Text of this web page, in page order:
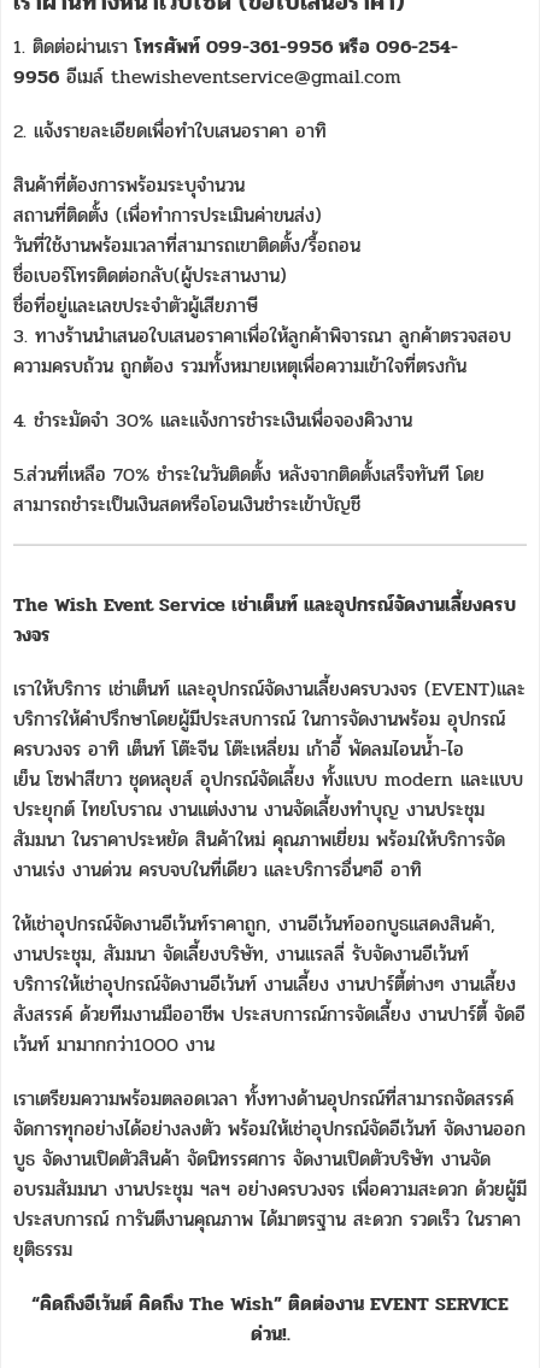
1. ติดต่อผ่านเราโทรศัพท์ 099-361-9956 หรือ 096-254-
9956 อีเมล์ thewisheventservice@gmail.com
2. แจ้งรายละเอียดเพื่อทำใบเสนอราคา อาทิ
สินค้าที่ต้องการพร้อมระบุจำนวน
สถานที่ติดตั้ง (เพื่อทำการประเมินค่าขนส่ง)
วันที่ใช้งานพร้อมเวลาที่สามารถเขาติดตั้ง/รื้อถอน
ชื่อเบอร์โทรติดต่อกลับ(ผู้ประสานงาน)
ชื่อที่อยู่และเลขประจำตัวผู้เสียภาษี
3. ทางร้านนำเสนอใบเสนอราคาเพื่อให้ลูกค้าพิจารณา ลูกค้าตรวจสอบ
ความครบถ้วน ถูกต้อง รวมทั้งหมายเหตุเพื่อความเข้าใจที่ตรงกัน
4. ชำระมัดจำ 30% และแจ้งการชำระเงินเพื่อจองคิวงาน
5.ส่วนที่เหลือ 70% ชำระในวันติดตั้ง หลังจากติดตั้งเสร็จทันที โดย
สามารถชำระเป็นเงินสดหรือโอนเงินชำระเข้าบัญชี
The Wish Event Service เช่าเต็นท์ และอุปกรณ์จัดงานเลี้ยงครบ
วงจร
เราให้บริการ เช่าเต็นท์ และอุปกรณ์จัดงานเลี้ยงครบวงจร (EVENT)และ
บริการให้คำปรึกษาโดยผู้มีประสบการณ์ ในการจัดงานพร้อม อุปกรณ์
ครบวงจร อาทิ เต็นท์ โต๊ะจีน โต๊ะเหลี่ยม เก้าอี้ พัดลมไอนน้ำ-ไอ
เย็น โซฟาสีขาว ชุดหลุยส์ อุปกรณ์จัดเลี้ยง ทั้งแบบ modern และแบบ
ประยุกต์ ไทยโบราณ งานแต่งงาน งานจัดเลี้ยงทำบุญ งานประชุม
สัมมนา ในราคาประหยัด สินค้าใหม่ คุณภาพเยี่ยม พร้อมให้บริการจัด
งานเร่ง งานด่วน ครบจบในที่เดียว และบริการอื่นๆอี อาทิ
ให้เช่าอุปกรณ์จัดงานอีเว้นท์ราคาถูก, งานอีเว้นท์ออกบูธแสดงสินค้า,
งานประชุม, สัมมนา จัดเลี้ยงบริษัท, งานแรลลี่ รับจัดงานอีเว้นท์
บริการให้เช่าอุปกรณ์จัดงานอีเว้นท์ งานเลี้ยง งานปาร์ตี้ต่างๆ งานเลี้ยง
สังสรรค์ ด้วยทีมงานมืออาชีพ ประสบการณ์การจัดเลี้ยง งานปาร์ตี้ จัดอี
เว้นท์ มามากกว่า1000 งาน
เราเตรียมความพร้อมตลอดเวลา ทั้งทางด้านอุปกรณ์ที่สามารถจัดสรรค์
จัดการทุกอย่างได้อย่างลงตัว พร้อมให้เช่าอุปกรณ์จัดอีเว้นท์ จัดงานออก
บูธ จัดงานเปิดตัวสินค้า จัดนิทรรศการ จัดงานเปิดตัวบริษัท งานจัด
อบรมสัมมนา งานประชุม ฯลฯ อย่างครบวงจร เพื่อความสะดวก ด้วยผู้มี
ประสบการณ์ การันตีงานคุณภาพ ได้มาตรฐาน สะดวก รวดเร็ว ในราคา
ยุติธรรม
“คิดถึงอีเว้นต์ คิดถึง The Wish” ติดต่องาน EVENT SERVICE
ด่วน!.